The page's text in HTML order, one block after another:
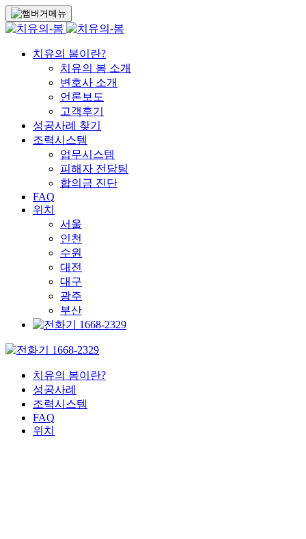
치유의 봄이란?
치유의 봄 소개
변호사 소개
언론보도
고객후기
성공사례 찾기
조력시스템
업무시스템
피해자 전담팀
합의금 진단
FAQ
위치
서울
인천
수원
대전
대구
광주
부산
1668-2329
1668-2329
치유의 봄이란?
성공사례
조력시스템
FAQ
위치